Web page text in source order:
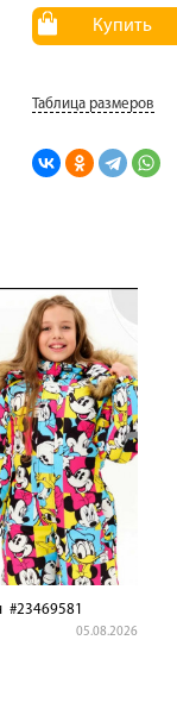
Купить
Таблица размеров
#23469581
05.08.2026